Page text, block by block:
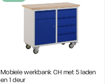
Mobiele werkbank CH met 5 laden
en 1 deur